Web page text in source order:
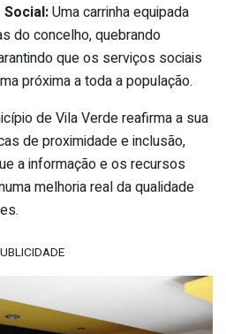
Social:Uma carrinha equipada
do concelho, quebrando
que os serviços sociais
próxima a toda a população.
de Vila Verde reafirma a sua
de proximidade e inclusão,
a informação e os recursos
melhoria real da qualidade